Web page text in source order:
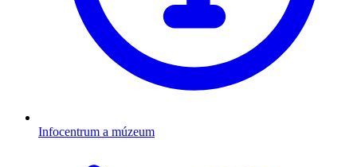
Infocentrum a múzeum